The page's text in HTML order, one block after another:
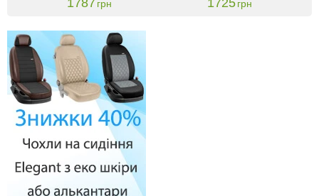
грн грн